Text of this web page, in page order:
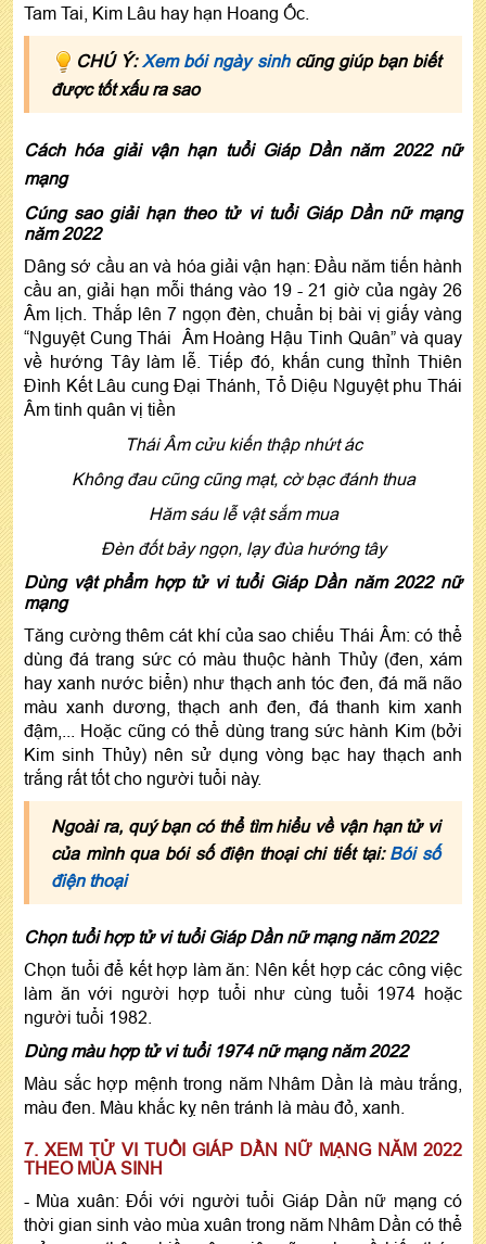
Tam Tai, Kim Lâu hay hạn Hoang Ốc.
CHÚ Ý: Xem bói ngày sinh cũng giúp bạn biết
được tốt xấu ra sao
Cách hóa giải vận hạn tuổi Giáp Dần năm 2022 nữ
mạng
Cúng sao giải hạn theo tử vi tuổi Giáp Dần nữ mạng
năm 2022
Dâng sớ cầu an và hóa giải vận hạn: Đầu năm tiến hành
cầu an, giải hạn mỗi tháng vào 19 - 21 giờ của ngày 26
Âm lịch. Thắp lên 7 ngọn đèn, chuẩn bị bài vị giấy vàng
“Nguyệt Cung Thái Âm Hoàng Hậu Tinh Quân” và quay
về hướng Tây làm lễ. Tiếp đó, khấn cung thỉnh Thiên
Đình Kết Lâu cung Đại Thánh, Tổ Diệu Nguyệt phu Thái
Âm tinh quân vị tiền
Thái Âm cửu kiến thập nhứt ác
Không đau cũng cũng mạt, cờ bạc đánh thua
Hăm sáu lễ vật sắm mua
Đèn đốt bảy ngọn, lạy đùa hướng tây
Dùng vật phẩm hợp tử vi tuổi Giáp Dần năm 2022 nữ
mạng
Tăng cường thêm cát khí của sao chiếu Thái Âm: có thể
dùng đá trang sức có màu thuộc hành Thủy (đen, xám
hay xanh nước biển) như thạch anh tóc đen, đá mã não
màu xanh dương, thạch anh đen, đá thanh kim xanh
đậm,... Hoặc cũng có thể dùng trang sức hành Kim (bởi
Kim sinh Thủy) nên sử dụng vòng bạc hay thạch anh
trắng rất tốt cho người tuổi này.
Ngoài ra, quý bạn có thể tìm hiểu về vận hạn tử vi
của mình qua bói số điện thoại chi tiết tại: Bói số
điện thoại
Chọn tuổi hợp tử vi tuổi Giáp Dần nữ mạng năm 2022
Chọn tuổi để kết hợp làm ăn: Nên kết hợp các công việc
làm ăn với người hợp tuổi như cùng tuổi 1974 hoặc
người tuổi 1982.
Dùng màu hợp tử vi tuổi 1974 nữ mạng năm 2022
Màu sắc hợp mệnh trong năm Nhâm Dần là màu trắng,
màu đen. Màu khắc kỵ nên tránh là màu đỏ, xanh.
7. XEM TỬ VI TUỔI GIÁP DẦN NỮ MẠNG NĂM 2022
THEO MÙA SINH
- Mùa xuân: Đối với người tuổi Giáp Dần nữ mạng có
thời gian sinh vào mùa xuân trong năm Nhâm Dần có thể